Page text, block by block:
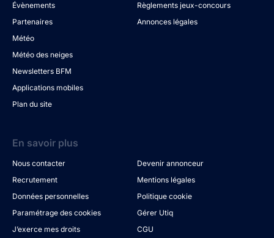
Évènements
Partenaires
Météo
Météo des neiges
Newsletters BFM
Applications mobiles
Plan du site
Règlements jeux-concours
Annonces légales
En savoir plus
Nous contacter
Devenir annonceur
Recrutement
Mentions légales
Données personnelles
Politique cookie
Paramétrage des cookies
Gérer Utiq
J’exerce mes droits
CGU